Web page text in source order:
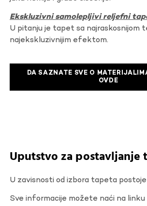
Ekskluzivni samolepljivi reljefni
U pitanju je tapet sa najraskosnijom
najekskluzivnijim efektom.
DA SAZNATE SVE O
OVDE
Uputstvo za postavljanje
U zavisnosti od izbora tapeta
Sve informacije možete naći na linku